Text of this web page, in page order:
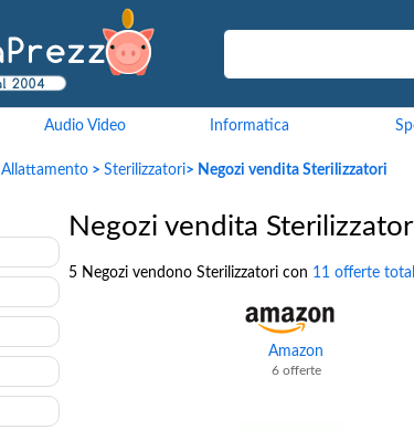
Audio Video Informatica
Allattamento > Sterilizzatori> Negozi vendita Sterilizzatori
Negozi vendita
5 Negozi vendono Sterilizzatori con 11 offerte
Amazon
6 offerte